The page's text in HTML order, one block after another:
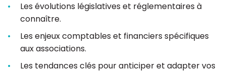
Les évolutions législatives et réglementaires à
connaître.
Les enjeux comptables et financiers spécifiques
aux associations.
Les tendances clés pour anticiper et adapter vos